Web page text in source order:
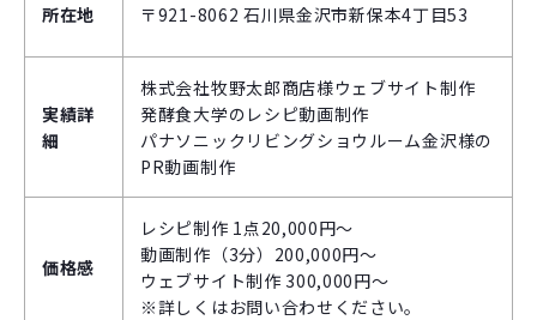
所在地 〒921-8062 石川県金沢市新保本4丁目53
実績詳
細
株式会社牧野太郎商店様ウェブサイト制作
発酵食大学のレシピ動画制作
パナソニックリビングショウルーム金沢様の
PR動画制作
価格感
レシピ制作 1点20,000円～
動画制作（3分）200,000円～
ウェブサイト制作 300,000円～
※詳しくはお問い合わせください。